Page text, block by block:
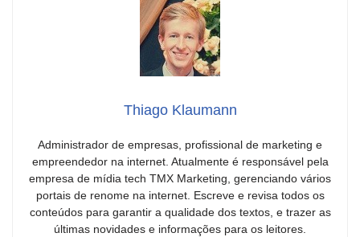
Thiago Klaumann
Administrador de empresas, profissional de marketing e
empreendedor na internet. Atualmente é responsável pela
empresa de mídia tech TMX Marketing, gerenciando vários
portais de renome na internet. Escreve e revisa todos os
conteúdos para garantir a qualidade dos textos, e trazer as
últimas novidades e informações para os leitores.